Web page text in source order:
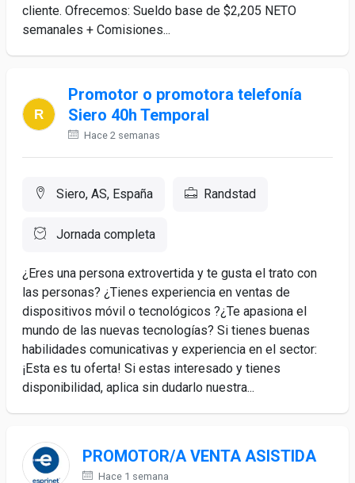
cliente. Ofrecemos: Sueldo base de $2,205 NETO
semanales + Comisiones...
Promotor o promotora telefonía
Siero 40h Temporal
Hace 2 semanas
Siero, AS, España Randstad
Jornada completa
¿Eres una persona extrovertida y te gusta el trato con
las personas? ¿Tienes experiencia en ventas de
dispositivos móvil o tecnológicos ?¿Te apasiona el
mundo de las nuevas tecnologías? Si tienes buenas
habilidades comunicativas y experiencia en el sector:
¡Esta es tu oferta! Si estas interesado y tienes
disponibilidad, aplica sin dudarlo nuestra...
PROMOTOR/A VENTA ASISTIDA
Hace 1 semana